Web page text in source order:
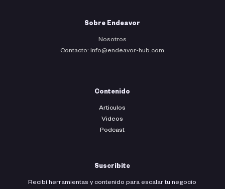
Sobre Endeavor
Nosotros
Contacto: info@endeavor-hub.com
Contenido
Articulos
Videos
Podcast
Suscribite
Recibí herramientas y contenido para escalar tu negocio